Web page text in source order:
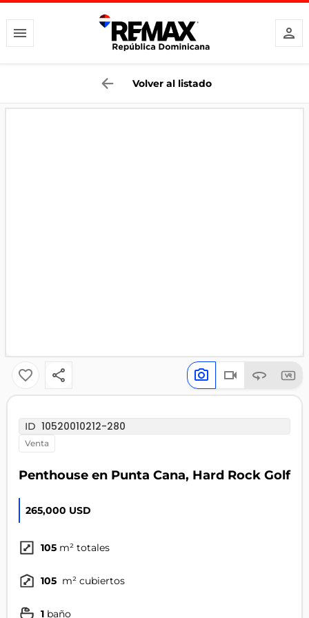
Volver al listado
ID 10520010212-280
venta
Penthouse en Punta Cana, Hard Rock Golf
265,000 USD
105 m² totales
105 m² cubiertos
1 baño